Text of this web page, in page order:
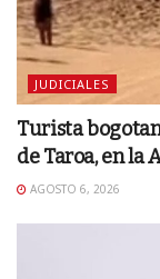
JUDICIALES
Turista
de Taroa, en la
AGOSTO 6, 2026